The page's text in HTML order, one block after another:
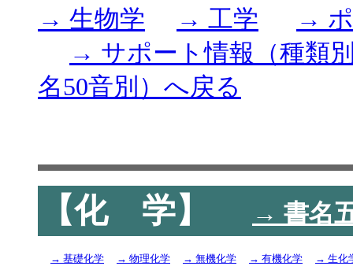
→ 生物学
→ 工学
→
→ サポート情報（種類
名50音別）へ戻る
【化 学】 → 書名
→ 基礎化学 → 物理化学 → 無機化学 → 有機化学
→ 生化